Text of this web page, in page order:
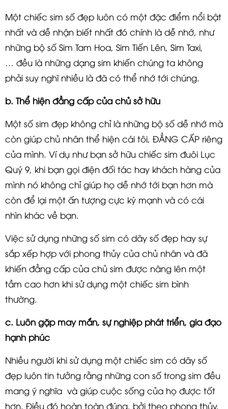
Một chiếc sim số đẹp luôn có một đặc điểm nổi bật
nhất và dễ nhận biết nhất đó chính là dễ nhớ, như
những bộ số Sim Tam Hoa, Sim Tiến Lên, Sim Taxi,
… đều là những dạng sim khiến chúng ta không
phải suy nghĩ nhiều là đã có thể nhớ tới chúng.
b. Thể hiện đẳng cấp của chủ sở hữu
Một số sim đẹp không chỉ là những bộ số dễ nhớ mà
còn giúp chủ nhân thể hiện cái tôi, ĐẲNG CẤP riêng
của mình. Ví dụ như bạn sở hữu chiếc sim đuôi Lục
Quý 9, khi bạn gọi điện đối tác hay khách hàng của
mình nó không chỉ giúp họ dễ nhớ tới bạn hơn mà
còn để lại một ấn tượng cực kỳ mạnh và có cái
nhìn khác về bạn.
Việc sử dụng những số sim có dãy số đẹp hay sự
sắp xếp hợp với phong thủy của chủ nhân và đã
khiến đẳng cấp của chủ sim được nâng lên một
tầm cao hơn khi sử dụng một chiếc sim bình
thường.
c. Luôn gặp may mắn, sự nghiệp phát triển, gia đạo
hạnh phúc
Nhiều người khi sử dụng một chiếc sim có dãy số
đẹp luôn tin tưởng rằng những con số trong sim đều
mang ý nghĩa và giúp cuộc sống của họ được tốt
hơn. Điều đó hoàn toàn đúng, bởi theo phong thủy,